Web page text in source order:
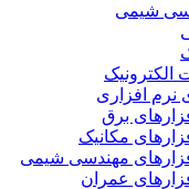
شیمی
الکترونیک
نرم افزاری
برق
مکانیک
مهندسی شیمی
عمران